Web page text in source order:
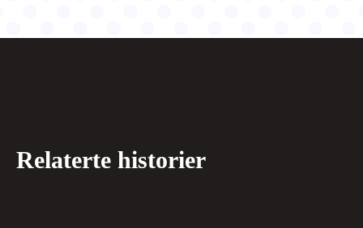
Relaterte historier